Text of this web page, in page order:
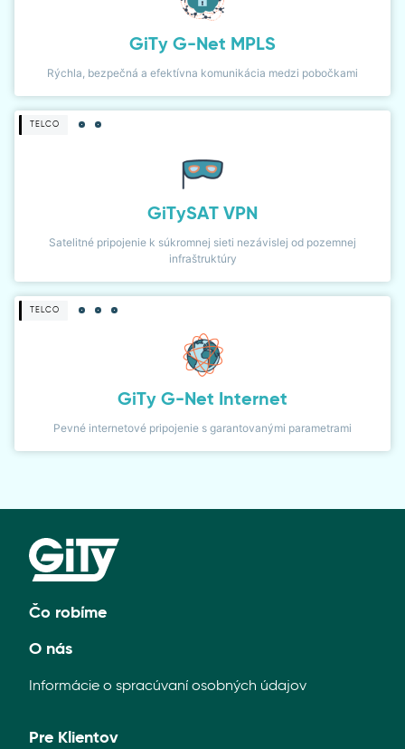
GiTy G-Net MPLS
Rýchla, bezpečná a efektívna komunikácia medzi pobočkami
TELCO
GiTySAT VPN
Satelitné pripojenie k súkromnej sieti nezávislej od pozemnej
infraštruktúry
TELCO
GiTy G-Net Internet
Pevné internetové pripojenie s garantovanými parametrami
Čo robíme
O nás
Informácie o spracúvaní osobných údajov
Pre Klientov